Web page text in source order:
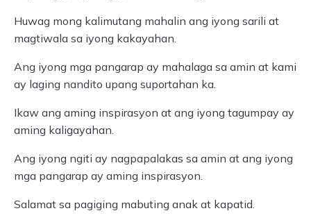
Huwag mong kalimutang mahalin ang iyong sarili at
magtiwala sa iyong kakayahan.
Ang iyong mga pangarap ay mahalaga sa amin at kami
ay laging nandito upang suportahan ka.
Ikaw ang aming inspirasyon at ang iyong tagumpay ay
aming kaligayahan.
Ang iyong ngiti ay nagpapalakas sa amin at ang iyong
mga pangarap ay aming inspirasyon.
Salamat sa pagiging mabuting anak at kapatid.